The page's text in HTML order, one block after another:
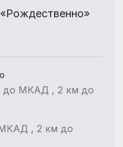
до МКАД , 2 км до
, 2 км до